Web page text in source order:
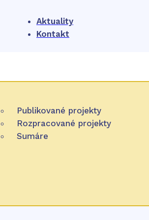
Aktuality
Kontakt
NIHO
Čo je HTA
Úlohy NIHO
ProjektyPublikované projekty
Rozpracované projekty
Sumáre
Participácia